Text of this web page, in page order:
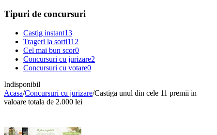
Tipuri de concursuri
Castig instant13
Trageri la sorti112
Cel mai bun scor0
Concursuri cu jurizare2
Concursuri cu votare0
Indisponibil
Acasa/Concursuri cu jurizare/Castiga unul din cele 11 premii in
valoare totala de 2.000 lei